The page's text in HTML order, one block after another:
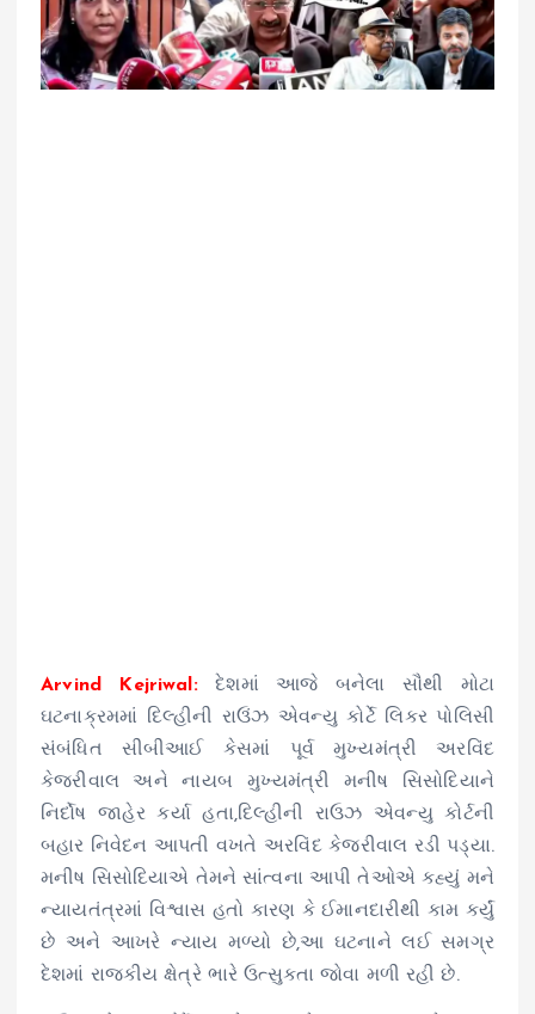
Arvind Kejriwal:
દેશમાં આજે બનેલા સૌથી મોટા
ઘટનાક્રમમાં દિલ્હીની રાઉંઝ એવન્યુ કોર્ટે લિકર પોલિસી
સંબંધિત સીબીઆઈ કેસમાં પૂર્વ મુખ્યમંત્રી અરવિંદ
કેજરીવાલ અને નાયબ મુખ્યમંત્રી મનીષ સિસોદિયાને
નિર્દોષ જાહેર કર્યા હતા,દિલ્હીની રાઉઝ એવન્યુ કોર્ટની
બહાર નિવેદન આપતી વખતે અરવિંદ કેજરીવાલ રડી પડ્યા.
મનીષ સિસોદિયાએ તેમને સાંત્વના આપી તેઓએ કહ્યું મને
ન્યાયતંત્રમાં વિશ્વાસ હતો કારણ કે ઈમાનદારીથી કામ કર્યું
છે અને આખરે ન્યાય મળ્યો છે,આ ઘટનાને લઈ સમગ્ર
દેશમાં રાજકીય ક્ષેત્રે ભારે ઉત્સુકતા જોવા મળી રહી છે.